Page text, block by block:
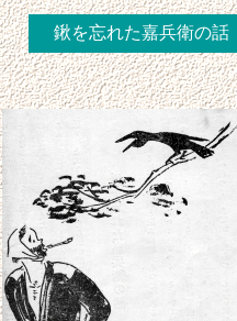
鍬を忘れた嘉兵衛の話